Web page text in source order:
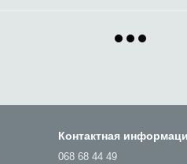
Контактная
068 68 44 49